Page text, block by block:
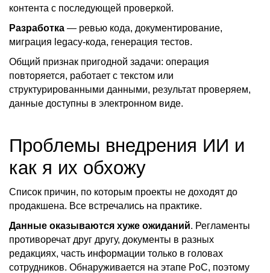
контента с последующей проверкой.
Разработка — ревью кода, документирование,
миграция legacy-кода, генерация тестов.
Общий признак пригодной задачи: операция
повторяется, работает с текстом или
структурированными данными, результат проверяем,
данные доступны в электронном виде.
Проблемы внедрения ИИ и
как я их обхожу
Список причин, по которым проекты не доходят до
продакшена. Все встречались на практике.
Данные оказываются хуже ожиданий. Регламенты
противоречат друг другу, документы в разных
редакциях, часть информации только в головах
сотрудников. Обнаруживается на этапе PoC, поэтому